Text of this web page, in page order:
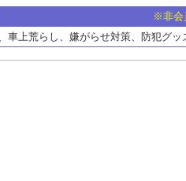
※非会
車上荒らし、嫌がらせ対策、防犯グッ